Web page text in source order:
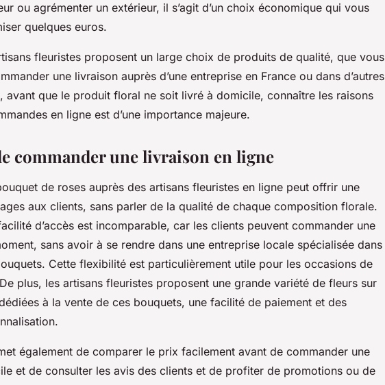
ou agrémenter un extérieur, il s’agit d’un choix économique qui vous
quelques euros.
fleuristes proposent un large choix de produits de qualité, que vous
une livraison auprès d’une entreprise en France ou dans d’autres
avant que le produit floral ne soit livré à domicile, connaître les raisons
en ligne est d’une importance majeure.
commander une livraison en ligne
de roses auprès des artisans fleuristes en ligne peut offrir une
aux clients, sans parler de la qualité de chaque composition florale.
d’accès est incomparable, car les clients peuvent commander une
sans avoir à se rendre dans une entreprise locale spécialisée dans
Cette flexibilité est particulièrement utile pour les occasions de
plus, les artisans fleuristes proposent une grande variété de fleurs sur
à la vente de ces bouquets, une facilité de paiement et des
également de comparer le prix facilement avant de commander une
et de consulter les avis des clients et de profiter de promotions ou de